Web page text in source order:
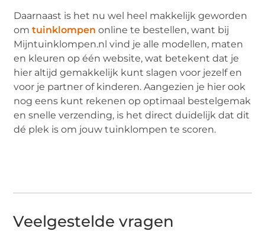
Daarnaast is het nu wel heel makkelijk geworden
omtuinklompen online te bestellen, want bij
Mijntuinklompen.nl vind je alle modellen, maten
en kleuren op één website, wat betekent dat je
hier altijd gemakkelijk kunt slagen voor jezelf en
voor je partner of kinderen. Aangezien je hier ook
nog eens kunt rekenen op optimaal bestelgemak
en snelle verzending, is het direct duidelijk dat dit
dé plek is om jouw tuinklompen te scoren.
Veelgestelde vragen